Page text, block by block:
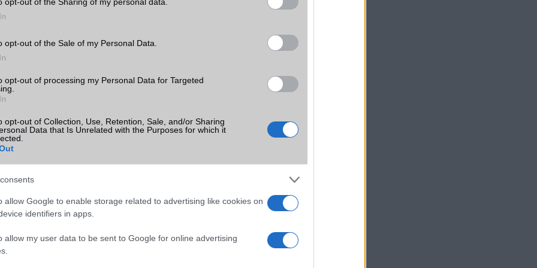
opt-out of the Sale of my Personal Data.
opt-out of processing my Personal Data for Targeted
opt-out of Collection, Use, Retention, Sale, and/or Sharing
Data that Is Unrelated with the Purposes for which it
allow Google to enable storage related to advertising like cookies on
identifiers in apps.
allow my user data to be sent to Google for online advertising
optimisták. Elemzők szerint az Apple belépése a hajlítható mobilok
változásokat hozhat a piacon, és a vállalat első ilyen modellje akár 11
továbbra is komolyan készül a hajlítható iPhone korszakának
tűnik, hogy a vállalat a megszokottnál is óvatosabb stratégiát követ. Ha
helytállóak, a technológiai világ egyik legjobban várt készülékére
biztosan várni kell. Az viszont szinte biztosra vehető, hogy amikor végül
Fold